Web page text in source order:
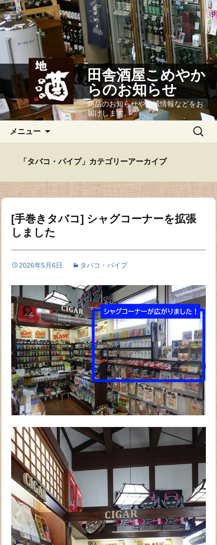
田舎酒屋こめやか
らのお知らせ
商品のお知らせや地域情報などをお
届けします。
メニュー
キ
プ
検
索:
「タバコ・パイプ」カテゴリーアーカイブ
[手巻きタバコ] シャグコーナーを拡張
しました
2026年5月6日 タバコ・パイプ